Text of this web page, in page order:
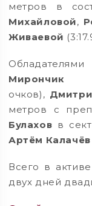
метров в
Михайловой,
Живаевой
Мирончик в
очков),
метров с
Булахов в
Артём Калачёв
Всего в
двух дней